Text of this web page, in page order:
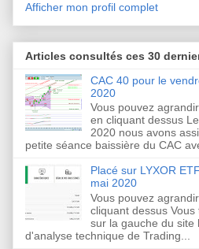
Afficher mon profil complet
Articles consultés ces 30
CAC 40 pour le
2020
Vous pouvez
en cliquant dessus
2020 nous avons
petite séance baissière du CAC
Placé sur LYXOR
mai 2020
Vous pouvez
cliquant dessus Vous
sur la gauche du site
d'analyse technique de Trading...